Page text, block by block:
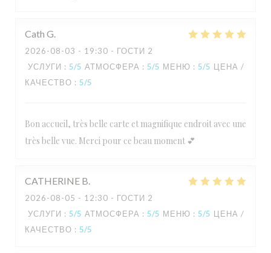
Cath G
2026-08-03 - 19:30 - ГОСТИ 2
УСЛУГИ : 5/5 АТМОСФЕРА : 5/5 МЕНЮ : 5/5 ЦЕНА /
КАЧЕСТВО : 5/5
Bon accueil, très belle carte et magnifique endroit avec une
très belle vue. Merci pour ce beau moment 💕
CATHERINE B
2026-08-05 - 12:30 - ГОСТИ 2
УСЛУГИ : 5/5 АТМОСФЕРА : 5/5 МЕНЮ : 5/5 ЦЕНА /
КАЧЕСТВО : 5/5
L'Estival